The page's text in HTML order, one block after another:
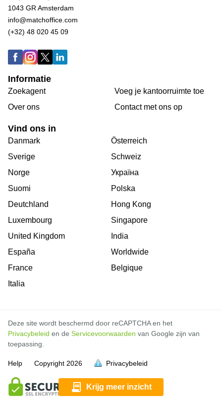
Krijg meer inzicht
vol is
vol is
vol is
vol is
vol is
vol is
vol is
vol is
vol is
vol is
vol is
vol is
vol is
1043 GR Amsterdam
info@matchoffice.com
(+32) 48 020 45 09
Informatie
Zoekagent
Over ons
Voeg je kantoorruimte toe
Сontact met ons op
Vind ons in
Danmark
Sverige
Norge
Suomi
Deutchland
Luxembourg
United Kingdom
España
France
Italia
Österreich
Schweiz
Україна
Polska
Hong Kong
Singapore
India
Worldwide
Belgique
Deze site wordt beschermd door reCAPTCHA en het
Privacybeleid en de Servicevoorwaarden van Google zijn van
toepassing.
Help Copyright 2026 Privacybeleid